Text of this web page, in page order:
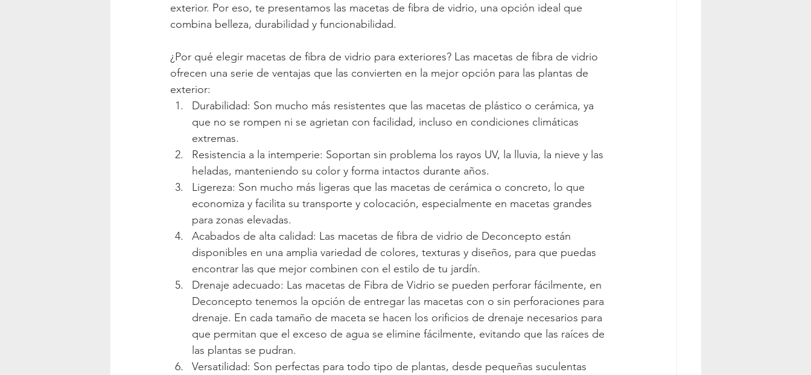
exterior. Por eso, te presentamos las macetas de fibra de vidrio, una opción ideal que
combina belleza, durabilidad y funcionabilidad.
¿Por qué elegir macetas de fibra de vidrio para exteriores? Las macetas de fibra de vidrio
ofrecen una serie de ventajas que las convierten en la mejor opción para las plantas de
exterior:
Durabilidad: Son mucho más resistentes que las macetas de plástico o cerámica, ya
que no se rompen ni se agrietan con facilidad, incluso en condiciones climáticas
extremas.
Resistencia a la intemperie: Soportan sin problema los rayos UV, la lluvia, la nieve y las
heladas, manteniendo su color y forma intactos durante años.
Ligereza: Son mucho más ligeras que las macetas de cerámica o concreto, lo que
economiza y facilita su transporte y colocación, especialmente en macetas grandes
para zonas elevadas.
Acabados de alta calidad: Las macetas de fibra de vidrio de Deconcepto están
disponibles en una amplia variedad de colores, texturas y diseños, para que puedas
encontrar las que mejor combinen con el estilo de tu jardín.
Drenaje adecuado: Las macetas de Fibra de Vidrio se pueden perforar fácilmente, en
Deconcepto tenemos la opción de entregar las macetas con o sin perforaciones para
drenaje. En cada tamaño de maceta se hacen los orificios de drenaje necesarios para
que permitan que el exceso de agua se elimine fácilmente, evitando que las raíces de
las plantas se pudran.
Versatilidad: Son perfectas para todo tipo de plantas, desde pequeñas suculentas